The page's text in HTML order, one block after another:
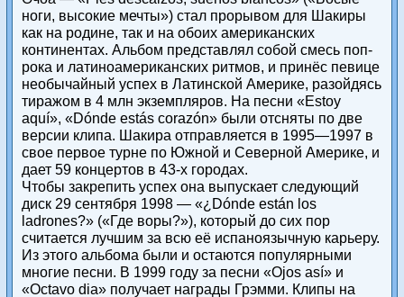
ноги, высокие мечты») стал прорывом для Шакиры
как на родине, так и на обоих американских
континентах. Альбом представлял собой смесь поп-
рока и латиноамериканских ритмов, и принёс певице
необычайный успех в Латинской Америке, разойдясь
тиражом в 4 млн экземпляров. На песни «Estoy
aquí», «Dónde estás corazón» были отсняты по две
версии клипа. Шакира отправляется в 1995—1997 в
свое первое турне по Южной и Северной Америке, и
дает 59 концертов в 43-х городах.
Чтобы закрепить успех она выпускает следующий
диск 29 сентября 1998 — «¿Dónde están los
ladrones?» («Где воры?»), который до сих пор
считается лучшим за всю её испаноязычную карьеру.
Из этого альбома были и остаются популярными
многие песни. В 1999 году за песни «Ojos así» и
«Octavo dia» получает награды Грэмми. Клипы на